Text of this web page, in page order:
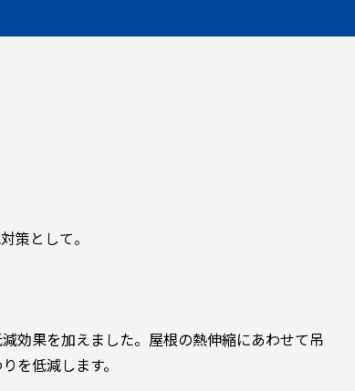
策として。
効果を加えました。屋根の熱伸縮にあわせて吊
を低減します。